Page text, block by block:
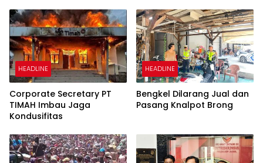
HEADLINE
Corporate Secretary PT
TIMAH Imbau Jaga
Kondusifitas
HEADLINE
Bengkel Dilarang Jual dan
Pasang Knalpot Brong